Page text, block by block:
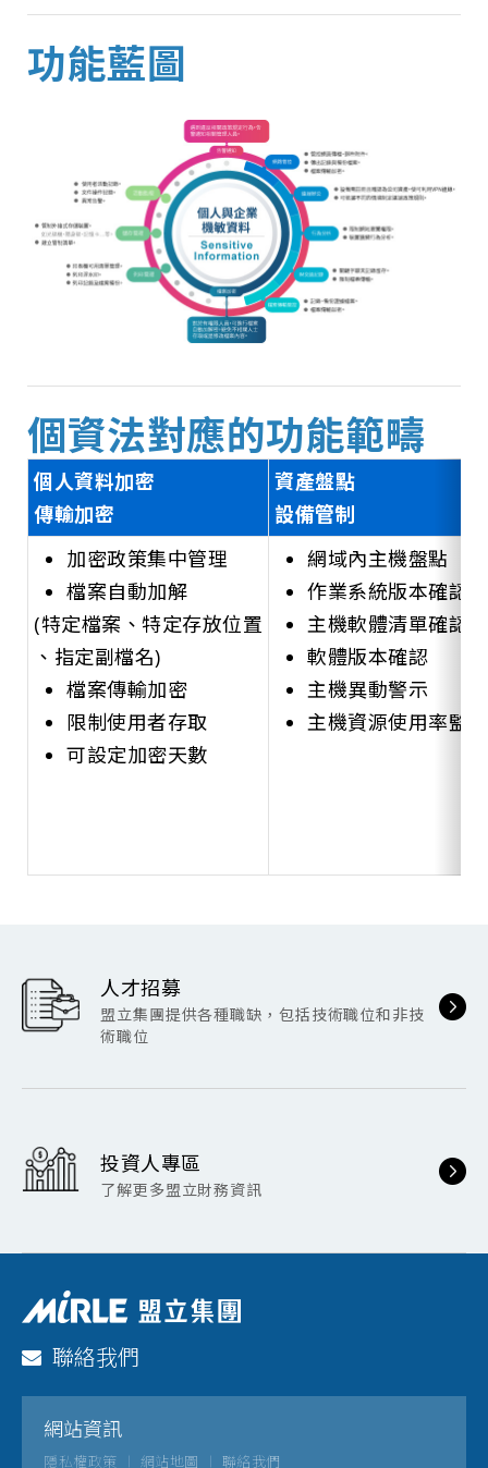
功能藍圖
個資法對應的功能範疇
個人資料加密
傳輸加密
資產盤點
設備管制
加密政策集中管理
檔案自動加解
(特定檔案、特定存放位置
、指定副檔名)
檔案傳輸加密
限制使用者存取
可設定加密天數
網域內主機盤點
作業系統版本確認
主機軟體清單確認
軟體版本確認
主機異動警示
主機資源使用率監控
人才招募
盟立集團提供各種職缺，包括技術職位和非技
術職位
投資人專區
了解更多盟立財務資訊
聯絡我們
網站資訊
隱私權政策 網站地圖 聯絡我們